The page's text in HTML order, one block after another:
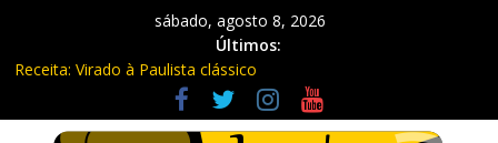
sábado, agosto 8, 2026
Últimos:
Receita: Virado à Paulista clássico
Ladrão de farmácia e procurado por maus-tratos são presos em
Vargem Grande Paulista